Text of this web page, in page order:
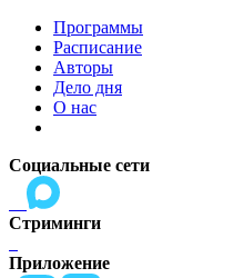
Программы
Расписание
Авторы
Дело дня
О нас
Социальные сети
Стриминги
Приложение